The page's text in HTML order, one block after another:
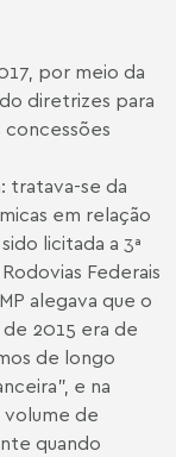
por meio da
diretrizes para
tratava-se da
em relação
licitada a 3ª
Federais
alegava que o
2015 era de
de longo
e na
de
quando